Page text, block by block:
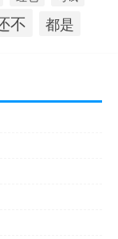
不 都是